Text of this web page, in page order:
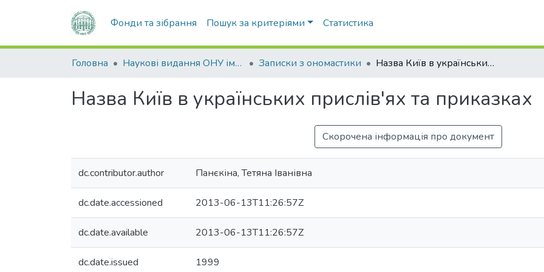
Фонди та зібрання Пошук за критеріями Статистика
Головна Наукові видання ОНУ імені І. І. Мечникова Записки з ономастики Назва Київ в українських прислів'ях та приказках
Назва Київ в українських прислів'ях та приказках
Скорочена інформація про документ
dc.contributor.author Панєкіна, Тетяна Іванівна
dc.date.accessioned 2013-06-13T11:26:57Z
dc.date.available 2013-06-13T11:26:57Z
dc.date.issued 1999